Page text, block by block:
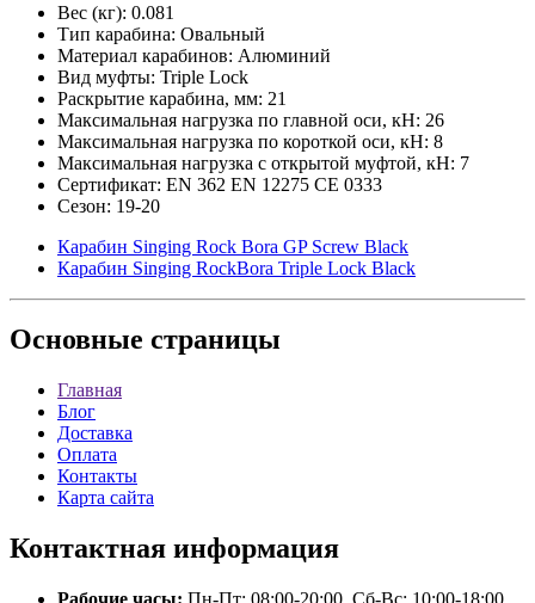
Вес (кг): 0.081
Тип карабина: Овальный
Материал карабинов: Алюминий
Вид муфты: Triple Lock
Раскрытие карабина, мм: 21
Максимальная нагрузка по главной оси, кН: 26
Максимальная нагрузка по короткой оси, кН: 8
Максимальная нагрузка с открытой муфтой, кН: 7
Сертификат: EN 362 EN 12275 СЕ 0333
Сезон: 19-20
Карабин Singing Rock Bora GP Screw Black
Карабин Singing RockBora Triple Lock Black
Основные страницы
Главная
Блог
Доставка
Оплата
Контакты
Карта сайта
Контактная информация